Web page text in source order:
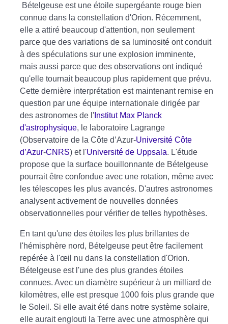
Bételgeuse est une étoile supergéante rouge bien
connue dans la constellation d'Orion. Récemment,
elle a attiré beaucoup d'attention, non seulement
parce que des variations de sa luminosité ont conduit
à des spéculations sur une explosion imminente,
mais aussi parce que des observations ont indiqué
qu'elle tournait beaucoup plus rapidement que prévu.
Cette dernière interprétation est maintenant remise en
question par une équipe internationale dirigée par
des astronomes de l' Institut Max Planck
d'astrophysique, le laboratoire Lagrange
(Observatoire de la Côte d’Azur-Université Côte
d’Azur-CNRS) et l'Université de Uppsala. L'étude
propose que la surface bouillonnante de Bételgeuse
pourrait être confondue avec une rotation, même avec
les télescopes les plus avancés. D'autres astronomes
analysent activement de nouvelles données
observationnelles pour vérifier de telles hypothèses.
En tant qu'une des étoiles les plus brillantes de
l'hémisphère nord, Bételgeuse peut être facilement
repérée à l'œil nu dans la constellation d'Orion.
Bételgeuse est l'une des plus grandes étoiles
connues. Avec un diamètre supérieur à un milliard de
kilomètres, elle est presque 1000 fois plus grande que
le Soleil. Si elle avait été dans notre système solaire,
elle aurait englouti la Terre avec une atmosphère qui